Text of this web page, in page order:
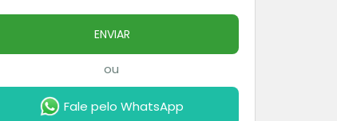
ENVIAR
ou
Fale pelo WhatsApp